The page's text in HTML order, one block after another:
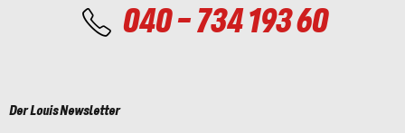
040 - 734 193 60
Der Louis Newsletter